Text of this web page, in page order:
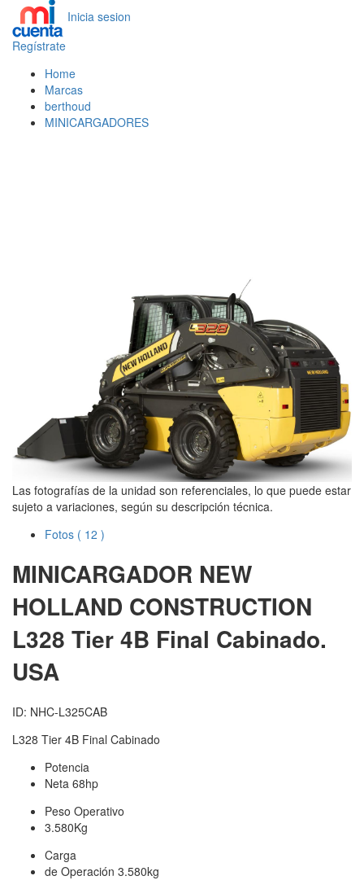
Inicia sesion
Regístrate
Home
Marcas
berthoud
MINICARGADORES
Las fotografías de la unidad son referenciales, lo que puede estar
sujeto a variaciones, según su descripción técnica.
Fotos ( 12 )
MINICARGADOR NEW
HOLLAND CONSTRUCTION
L328 Tier 4B Final Cabinado.
USA
ID: NHC-L325CAB
L328 Tier 4B Final Cabinado
Potencia
Neta 68hp
Peso Operativo
3.580Kg
Carga
de Operación 3.580kg